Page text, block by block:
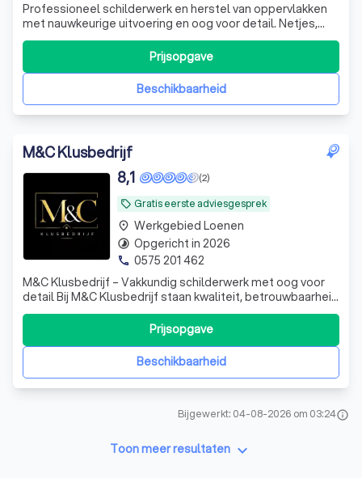
Professioneel schilderwerk en herstel van oppervlakken
met nauwkeurige uitvoering en oog voor detail. Netjes,
kwalitatief en duurzaam. Neem contact met ons op — bel
Beschikbaarheid
Prijsopgave
M&C Klusbedrijf
local_offer Gratis eerste adviesgesprek
(2)
8,1
M&C Klusbedrijf – Vakkundig schilderwerk met oog voor
detail Bij M&C Klusbedrijf staan kwaliteit, betrouwbaarheid
en een nette afwerking centraal. Wij verzorgen
professioneel schilderwerk voor zowel particuliere als
zakelijke klanten. Of het nu gaat om het schilderen van
binnenruimtes, muren, plafoBeschikbaarheid
Prijsopgave
place Werkgebied Loenen
timelapse Opgericht in 2026
phone 0575 201 462
Bijgewerkt: 04-08-2026 om 03:24info
Toon meer resultaten keyboard_arrow_down